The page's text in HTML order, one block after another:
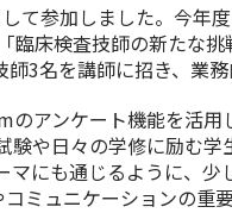
参加しました。今年
臨床検査技師の新たな
3名を講師に招き、業
アンケート機能を活
や日々の学修に励む
にも通じるように、
ミュニケーションの